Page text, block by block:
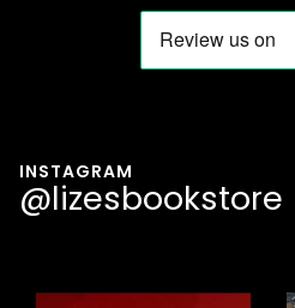
INSTAGRAM
@lizesbookstore